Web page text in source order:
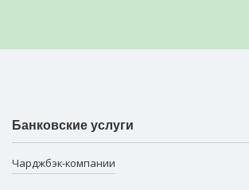
Банковские услуги
Чарджбэк-компании